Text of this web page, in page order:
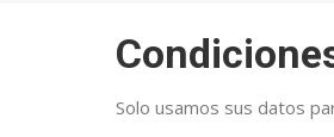
Solo usamos sus datos